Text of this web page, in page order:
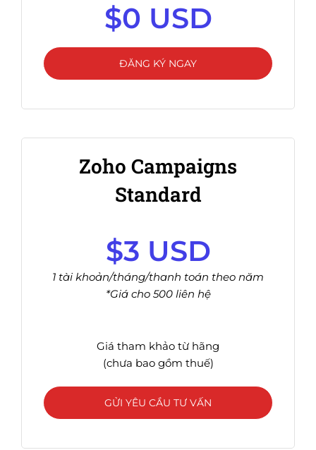
$0 USD
ĐĂNG KÝ NGAY
Zoho Campaigns
Standard
$3 USD
1 tài khoản/tháng/thanh toán theo năm
*Giá cho 500 liên hệ
Giá tham khảo từ hãng
(chưa bao gồm thuế)
GỬI YÊU CẦU TƯ VẤN